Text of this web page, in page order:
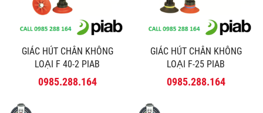
GIÁC HÚT CHÂN KHÔNG
LOẠI F 40-2 PIAB
0985.288.164
GIÁC HÚT CHÂN KHÔNG
LOẠI F-25 PIAB
0985.288.164